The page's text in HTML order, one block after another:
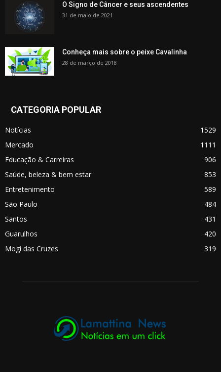
O Signo de Câncer e seus ascendentes
31 de maio de 2021
Conheça mais sobre o peixe Cavalinha
28 de março de 2018
CATEGORIA POPULAR
Notícias
1529
Mercado
1111
Educação & Carreiras
906
Saúde, beleza & bem estar
853
Entretenimento
589
São Paulo
484
Santos
431
Guarulhos
420
Mogi das Cruzes
319